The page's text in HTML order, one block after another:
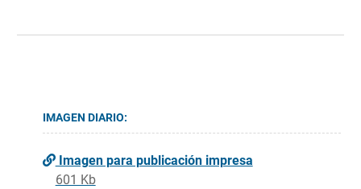
IMAGEN DIARIO:
Imagen para publicación impresa
601 Kb